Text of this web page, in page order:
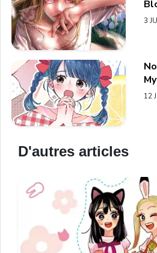
3
12
D'autres articles